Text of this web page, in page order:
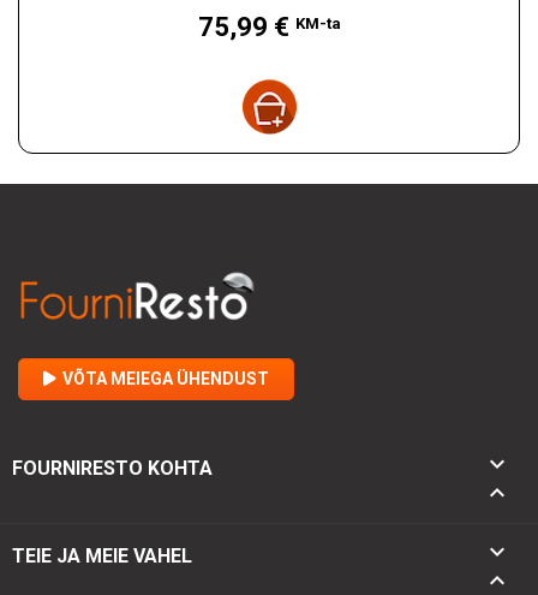
75,99 € KM-ta
VÕTA MEIEGA ÜHENDUST
FOURNIRESTO KOHTA


TEIE JA MEIE VAHEL

